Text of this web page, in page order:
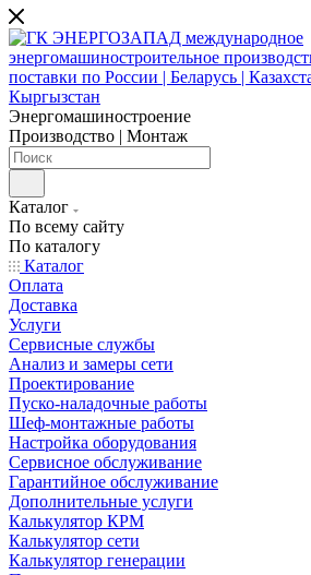
Энергомашиностроение
Производство | Монтаж
Каталог
По всему сайту
По каталогу
Каталог
Оплата
Доставка
Услуги
Сервисные службы
Анализ и замеры сети
Проектирование
Пуско-наладочные работы
Шеф-монтажные работы
Настройка оборудования
Сервисное обслуживание
Гарантийное обслуживание
Дополнительные услуги
Калькулятор КРМ
Калькулятор сети
Калькулятор генерации